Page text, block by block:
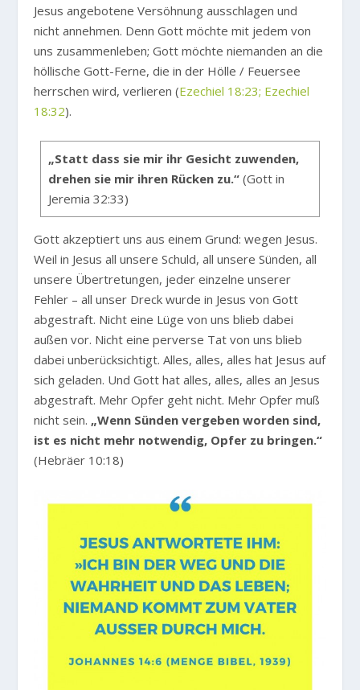
Jesus angebotene Versöhnung ausschlagen und
nicht annehmen. Denn Gott möchte mit jedem von
uns zusammenleben; Gott möchte niemanden an die
höllische Gott-Ferne, die in der Hölle / Feuersee
herrschen wird, verlieren (Ezechiel 18:23; Ezechiel
18:32).
„Statt dass sie mir ihr Gesicht zuwenden,
drehen sie mir ihren Rücken zu.“(Gott in
Jeremia 32:33)
Gott akzeptiert uns aus einem Grund: wegen Jesus.
Weil in Jesus all unsere Schuld, all unsere Sünden, all
unsere Übertretungen, jeder einzelne unserer
Fehler – all unser Dreck wurde in Jesus von Gott
abgestraft. Nicht eine Lüge von uns blieb dabei
außen vor. Nicht eine perverse Tat von uns blieb
dabei unberücksichtigt. Alles, alles, alles hat Jesus auf
sich geladen. Und Gott hat alles, alles, alles an Jesus
abgestraft. Mehr Opfer geht nicht. Mehr Opfer muß
nicht sein. „Wenn Sünden vergeben worden sind,
ist es nicht mehr notwendig, Opfer zu bringen.“
(Hebräer 10:18)